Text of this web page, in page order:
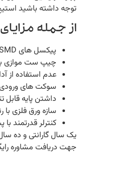
توجه داشته باشید استیج کف ال ای دی 64 پیکسل به شکل های متفاوتی
از جمله
پیکسل های SMD با کیفیت بالا.
چیپ ست موازی
عدم استفاده از
سوکت های ورودی
داشتن پایه
سازه ورق فلزی با
کنترلر قدرتمند با
یک سال گارانتی و ده
جهت دریافت مشاوره